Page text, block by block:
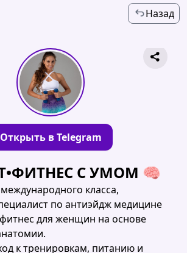
Назад
Открыть в Telegram
С УМОМ 🧠
класса,
по антиэйдж медицине
для женщин на основе
к тренировкам, питанию и